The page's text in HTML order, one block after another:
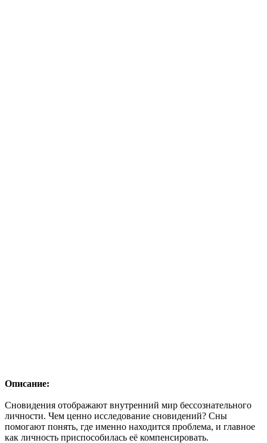
Описание:
Сновидения отображают внутренний мир бессознательного
личности. Чем ценно исследование сновидений? Сны
помогают понять, где именно находится проблема, и главное
как личность приспособилась её компенсировать.